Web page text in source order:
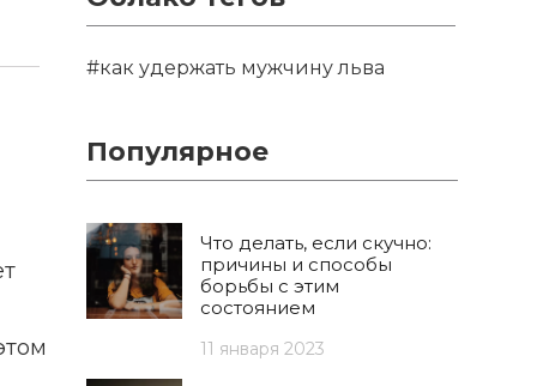
#как удержать мужчину льва
Популярное
Что делать, если скучно:
причины и способы
борьбы с этим
состоянием
11 января 2023